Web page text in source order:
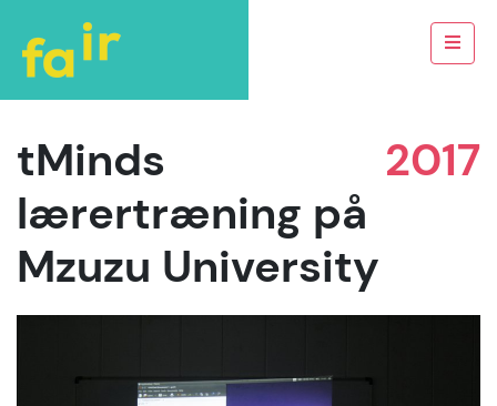
2017
tMinds
lærertræning på
Mzuzu University